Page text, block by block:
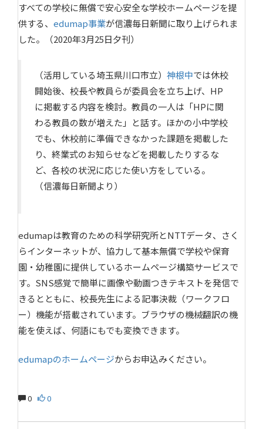
すべての学校に無償で安心安全な学校ホームページを提
供する、 edumap事業が信濃毎日新聞に取り上げられま
した。（2020年3月25日夕刊）
（活用している埼玉県川口市立） 神根中では休校
開始後、校長や教員らが委員会を立ち上げ、HP
に掲載する内容を検討。教員の一人は「HPに関
わる教員の数が増えた」と話す。ほかの小中学校
でも、休校前に準備できなかった課題を掲載した
り、終業式のお知らせなどを掲載したりするな
ど、各校の状況に応じた使い方をしている。
（信濃毎日新聞より）
edumapは教育のための科学研究所とNTTデータ、さく
らインターネットが、協力して基本無償で学校や保育
園・幼稚園に提供しているホームページ構築サービスで
す。SNS感覚で簡単に画像や動画つきテキストを発信で
きるとともに、校長先生による記事決裁（ワークフロ
ー）機能が搭載されています。ブラウザの機械翻訳の機
能を使えば、何語にもでも変換できます。
edumapのホームページからお申込みください。
0 0